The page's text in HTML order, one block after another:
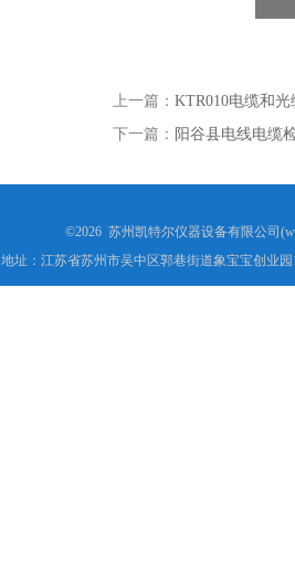
上一篇： KTR010电缆和
下一篇： 阳谷县电线电缆
©2026 苏州凯特尔仪器设备有限公司
地址：江苏省苏州市吴中区郭巷街道象宝宝创业